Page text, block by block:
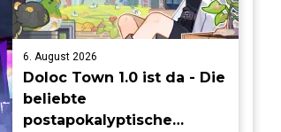
6. August 2026
Doloc Town 1.0 ist da - Die
beliebte
postapokalyptische